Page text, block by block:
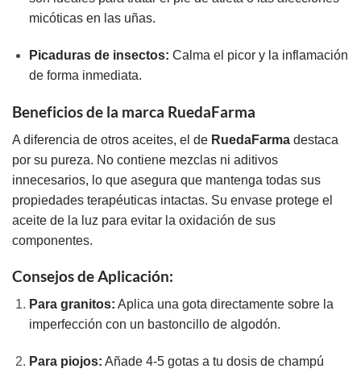
micóticas en las uñas.
Picaduras de insectos: Calma el picor y la inflamación
de forma inmediata.
Beneficios de la marca RuedaFarma
A diferencia de otros aceites, el de RuedaFarma destaca
por su pureza. No contiene mezclas ni aditivos
innecesarios, lo que asegura que mantenga todas sus
propiedades terapéuticas intactas. Su envase protege el
aceite de la luz para evitar la oxidación de sus
componentes.
Consejos de Aplicación:
Para granitos: Aplica una gota directamente sobre la
imperfección con un bastoncillo de algodón.
Para piojos: Añade 4-5 gotas a tu dosis de champú